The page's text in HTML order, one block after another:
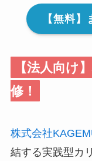
【無料
【法人向け
修！
株式会社
結する実践型カ